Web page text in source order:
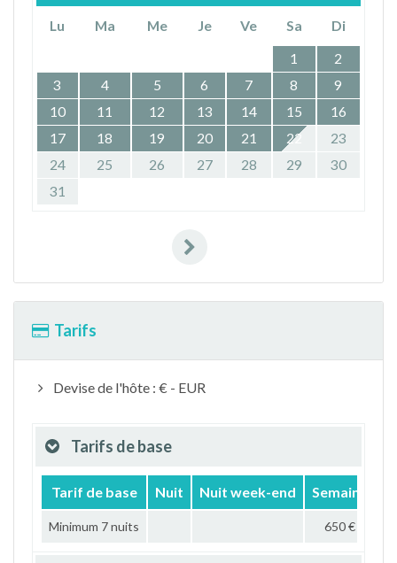
Lu Ma Me Je Ve Sa
Di
1
2
3
4 5 6 7 8
9
10
11 12 13 14 15
16
17
18 19 20 21 22
23
24
25 26 27 28 29
30
31
Tarifs
Devise de l'hôte : € - EUR
Tarifs de base
Tarif de base Nuit Nuit week-end Semaine
Minimum 7 nuits 650 €